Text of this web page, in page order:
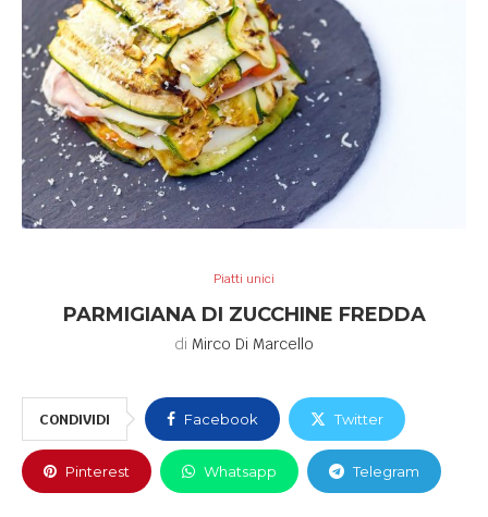
Piatti unici
PARMIGIANA DI ZUCCHINE FREDDA
di Mirco Di Marcello
CONDIVIDI Facebook Twitter
Pinterest Whatsapp Telegram